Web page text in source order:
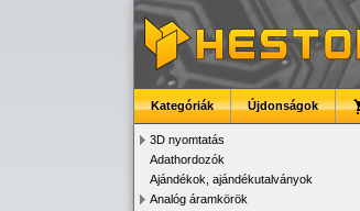
Kategóriák Újdonságok
3D nyomtatás
Adathordozók
Ajándékok, ajándékutalványok
Analóg áramkörök